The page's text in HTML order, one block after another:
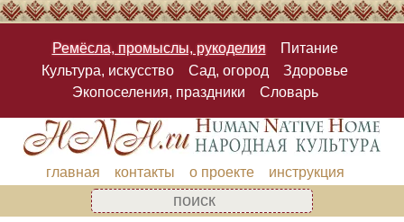
Ремёсла, промыслы, рукоделия
Питание
Культура, искусство
Сад, огород
Здоровье
Экопоселения, праздники
Словарь
главная контакты о проекте инструкция